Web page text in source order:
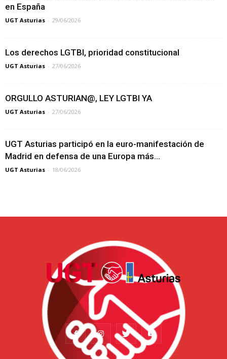
en España
UGT Asturias - 29/06/2026
Los derechos LGTBI, prioridad constitucional
UGT Asturias - 27/06/2026
ORGULLO ASTURIAN@, LEY LGTBI YA
UGT Asturias - 27/06/2026
UGT Asturias participó en la euro-manifestación de
Madrid en defensa de una Europa más...
UGT Asturias - 18/06/2026